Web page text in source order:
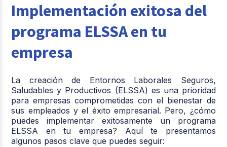
Implementación exitosa del
programa ELSSA en tu
empresa
La creación de Entornos Laborales Seguros,
Saludables y Productivos (ELSSA) es una prioridad
para empresas comprometidas con el bienestar de
sus empleados y el éxito empresarial. Pero, ¿cómo
puedes implementar exitosamente un programa
ELSSA en tu empresa? Aquí te presentamos
algunos pasos clave que puedes seguir: